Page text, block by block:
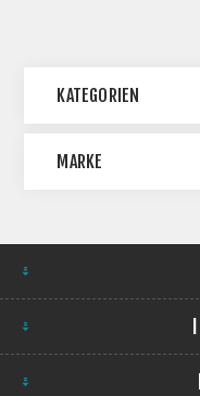
KATEGORIEN
MARKE